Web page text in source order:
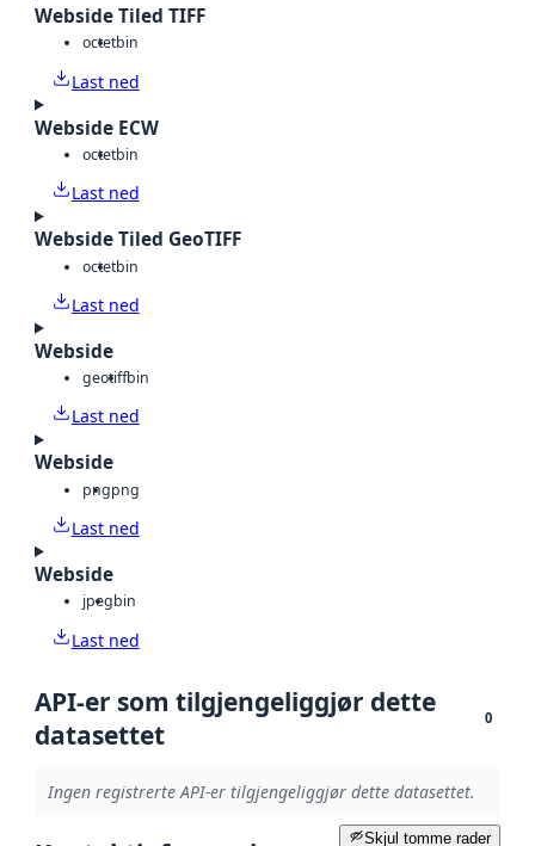
Webside Tiled TIFF
octetbin
Last ned
Webside ECW
octetbin
Last ned
Webside Tiled GeoTIFF
octetbin
Last ned
Webside
geotiffbin
Last ned
Webside
pngpng
Last ned
Webside
jpegbin
Last ned
API-er som tilgjengeliggjør dette
datasettet
0
Ingen registrerte API-er tilgjengeliggjør dette datasettet.
Skjul tomme rader